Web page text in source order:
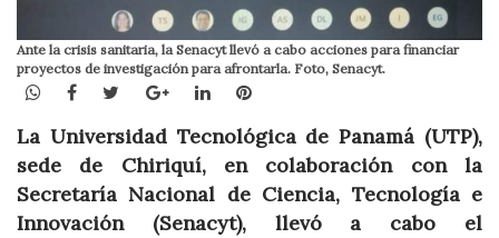
Ante la crisis sanitaria, la Senacyt llevó a cabo acciones para financiar
proyectos de investigación para afrontarla. Foto, Senacyt.
WhatsApp
Facebook
TwitterGoogle+LinkedInPinterest
La Universidad Tecnológica de Panamá (UTP),
sede de Chiriquí, en colaboración con la
Secretaría Nacional de Ciencia, Tecnología e
Innovación (Senacyt), llevó a cabo el